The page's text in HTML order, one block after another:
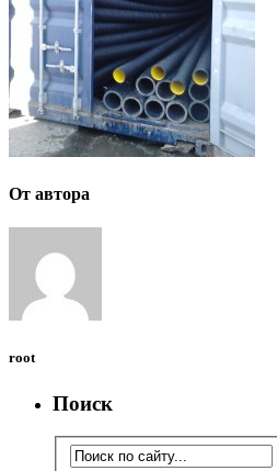
От автора
root
Поиск